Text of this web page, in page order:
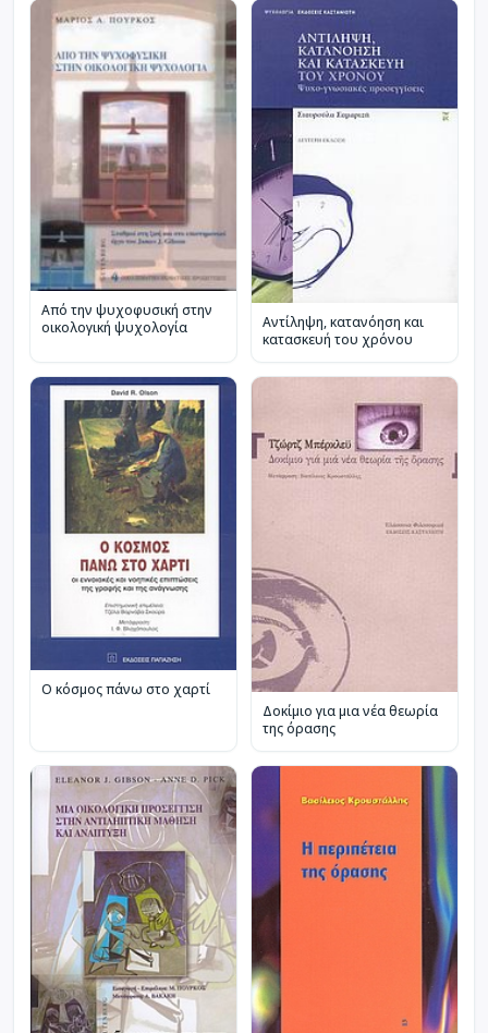
Από την ψυχοφυσική στην
οικολογική ψυχολογία
Αντίληψη, κατανόηση και
κατασκευή του χρόνου
Ο κόσμος πάνω στο χαρτί
Δοκίμιο για μια νέα θεωρία
της όρασης